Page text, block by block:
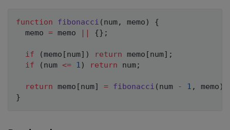
function fibonacci ( num, memo )
{
  memo
= memo || {} ;
if ( memo [num] ) return memo [num] ;
if
( num <= 1 ) return num;
return memo [num] = fibonacci ( num - 1 , memo )
}